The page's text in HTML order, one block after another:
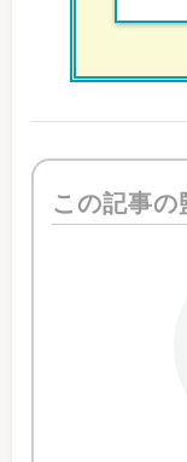
この記事の